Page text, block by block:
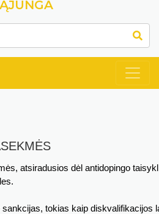
atsiradusios dėl antidopingo
tokias kaip diskvalifikacijos